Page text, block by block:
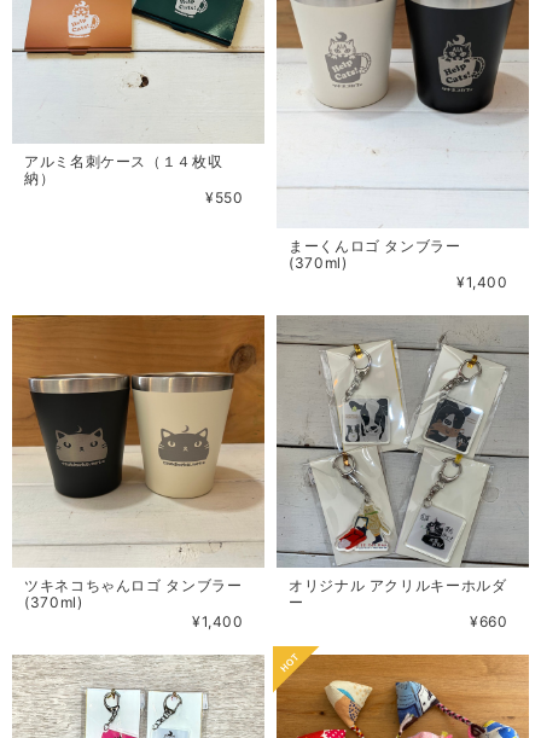
アルミ名刺ケース（１４枚収
納）
¥550
まーくんロゴ タンブラー
(370ml)
¥1,400
ツキネコちゃんロゴ タンブラー
(370ml)
¥1,400
オリジナル アクリルキーホルダ
ー
¥660